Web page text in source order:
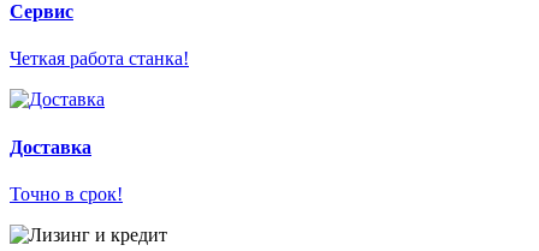
Сервис
Четкая работа станка!
Доставка
Точно в срок!